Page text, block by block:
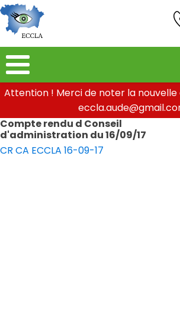
Attention ! Merci de noter la nouvelle
Compte rendu d Conseil
d'administration du 16/09/17
CR CA ECCLA 16-09-17